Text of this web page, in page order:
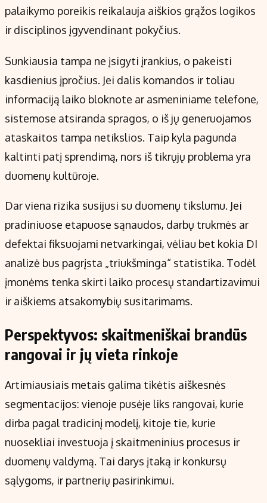
palaikymo poreikis reikalauja aiškios grąžos logikos
ir disciplinos įgyvendinant pokyčius.
Sunkiausia tampa ne įsigyti įrankius, o pakeisti
kasdienius įpročius. Jei dalis komandos ir toliau
informaciją laiko bloknote ar asmeniniame telefone,
sistemose atsiranda spragos, o iš jų generuojamos
ataskaitos tampa netikslios. Taip kyla pagunda
kaltinti patį sprendimą, nors iš tikrųjų problema yra
duomenų kultūroje.
Dar viena rizika susijusi su duomenų tikslumu. Jei
pradiniuose etapuose sąnaudos, darbų trukmės ar
defektai fiksuojami netvarkingai, vėliau bet kokia DI
analizė bus pagrįsta „triukšminga“ statistika. Todėl
įmonėms tenka skirti laiko procesų standartizavimui
ir aiškiems atsakomybių susitarimams.
Perspektyvos: skaitmeniškai brandūs
rangovai ir jų vieta rinkoje
Artimiausiais metais galima tikėtis aiškesnės
segmentacijos: vienoje pusėje liks rangovai, kurie
dirba pagal tradicinį modelį, kitoje tie, kurie
nuosekliai investuoja į skaitmeninius procesus ir
duomenų valdymą. Tai darys įtaką ir konkursų
sąlygoms, ir partnerių pasirinkimui.